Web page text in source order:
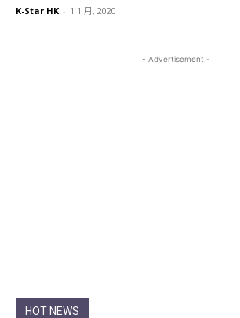
K-Star HK - 1 1 月, 2020
- Advertisement -
HOT NEWS